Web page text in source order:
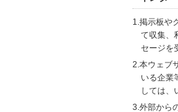
1.掲示板や
て収集、
セージを
2.本ウェブ
いる企業
しては、
3.外部から